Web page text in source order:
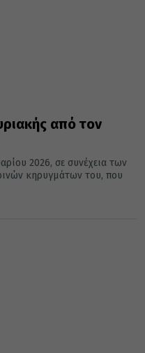
από τον
2026, σε συνέχεια των
κηρυγμάτων του, που